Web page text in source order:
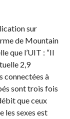
sur
de Mountain
que l’UIT : “Il
2,9
connectées à
sont trois fois
que ceux
les sexes est